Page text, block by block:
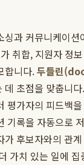
싱과 커뮤니케이션
취합, 지원자 정
합니다.두들린
초점을 맞춥니
평가자의 피드백
기록을 자동으로
가 후보자와의 관
가치 있는 일에